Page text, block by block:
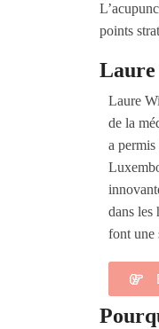
points
Laure
Laure
de la
a
dans les
font une